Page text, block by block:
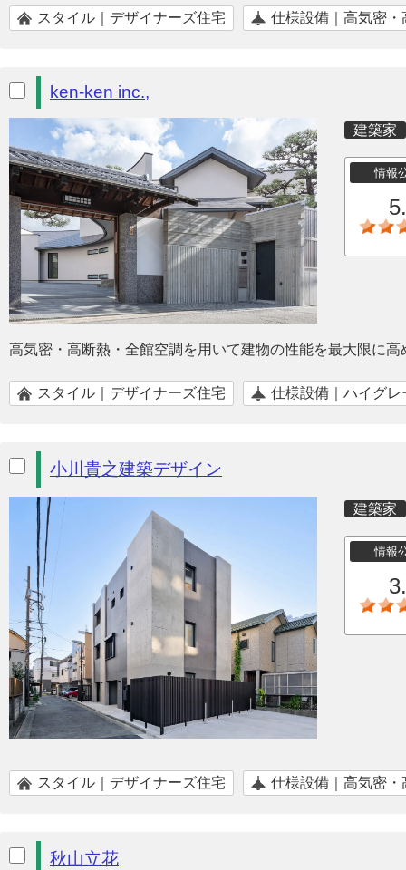
スタイル｜デザイナーズ住宅 仕様設備｜高気密・
ken-ken inc.,
建築家
情報
高気密・高断熱・全館空調を用いて建物の性能を最大限に
スタイル｜デザイナーズ住宅 仕様設備｜ハイグレ
小川貴之建築デザイン
建築家
情報
スタイル｜デザイナーズ住宅 仕様設備｜高気密・
秋山立花